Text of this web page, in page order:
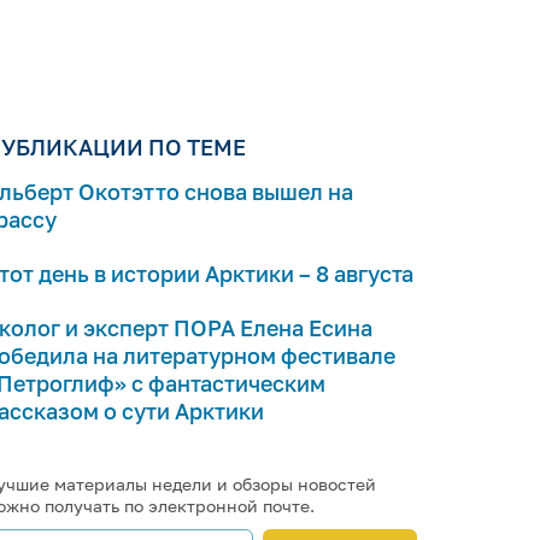
ПО ТЕМЕ
Окотэтто снова вышел на
день в истории Арктики – 8 августа
и эксперт ПОРА Елена Есина
на литературном фестивале
с фантастическим
о сути Арктики
материалы недели и обзоры новостей
получать по электронной почте.